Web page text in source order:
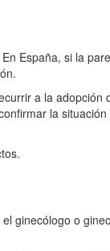
España, si la
a la
la
ginecólogo o